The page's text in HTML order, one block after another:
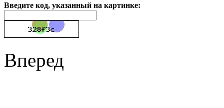
Введите код, указанный на картинке:
Вперед